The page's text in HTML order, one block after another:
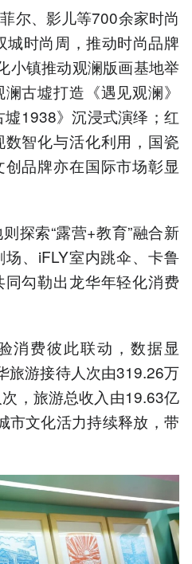
尔、影儿等700余家时尚
城时尚周，推动时尚品牌
小镇推动观澜版画基地举
古墟打造《遇见观澜》
墟1938》沉浸式演绎；红
智化与活化利用，国瓷
品牌亦在国际市场彰显
探索“露营+教育”融合新
、iFLY室内跳伞、卡鲁
勾勒出龙华年轻化消费
消费彼此联动，数据显
旅游接待人次由319.26万
，旅游总收入由19.63亿
市文化活力持续释放，带